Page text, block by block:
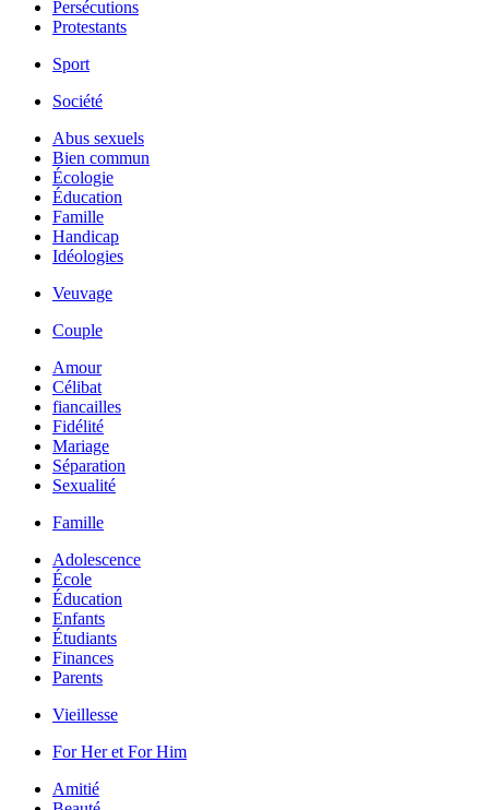
Persécutions
Protestants
Sport
Société
Abus sexuels
Bien commun
Écologie
Éducation
Famille
Handicap
Idéologies
Veuvage
Couple
Amour
Célibat
fiancailles
Fidélité
Mariage
Séparation
Sexualité
Famille
Adolescence
École
Éducation
Enfants
Étudiants
Finances
Parents
Vieillesse
For Her et For Him
Amitié